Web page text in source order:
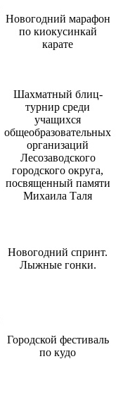
Новогодний марафон
по киокусинкай
карате
Шахматный блиц-
турнир среди
учащихся
общеобразовательных
организаций
Лесозаводского
городского округа,
посвященный памяти
Михаила Таля
Новогодний спринт.
Лыжные гонки.
Городской фестиваль
по кудо